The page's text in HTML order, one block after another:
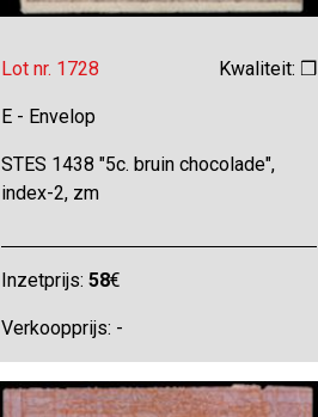
Lot nr. 1728 Kwaliteit: ❒
E - Envelop
STES 1438 "5c. bruin chocolade",
index-2, zm
Inzetprijs:58€
Verkoopprijs: -